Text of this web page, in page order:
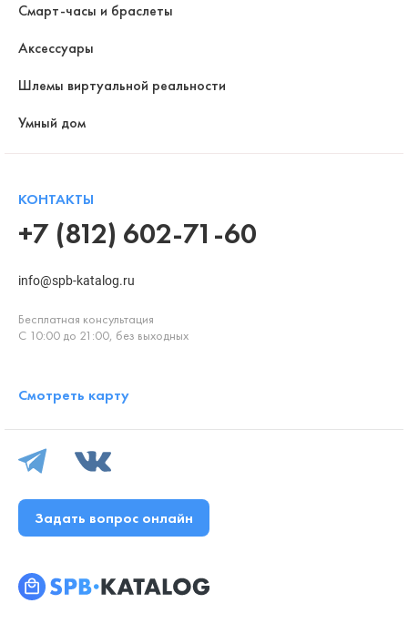
Смарт-часы и браслеты
Аксессуары
Шлемы виртуальной реальности
Умный дом
КОНТАКТЫ
+7 (812) 602-71-60
info@spb-katalog.ru
Бесплатная консультация
С 10:00 до 21:00, без выходных
Смотреть карту
Задать вопрос онлайн